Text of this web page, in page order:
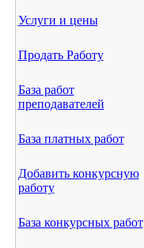
Услуги и цены
Продать Работу
База работ
преподавателей
База платных работ
Добавить конкурсную
работу
База конкурсных работ